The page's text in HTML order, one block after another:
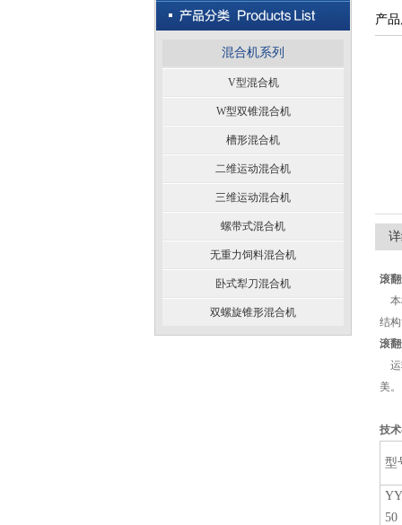
混合机系列
V型混合机
W型双锥混合机
槽形混合机
二维运动混合机
三维运动混合机
螺带式混合机
无重力饲料混合机
卧式犁刀混合机
双螺旋锥形混合机
产
滚
本
结构
滚
运
美。
技术
型
50